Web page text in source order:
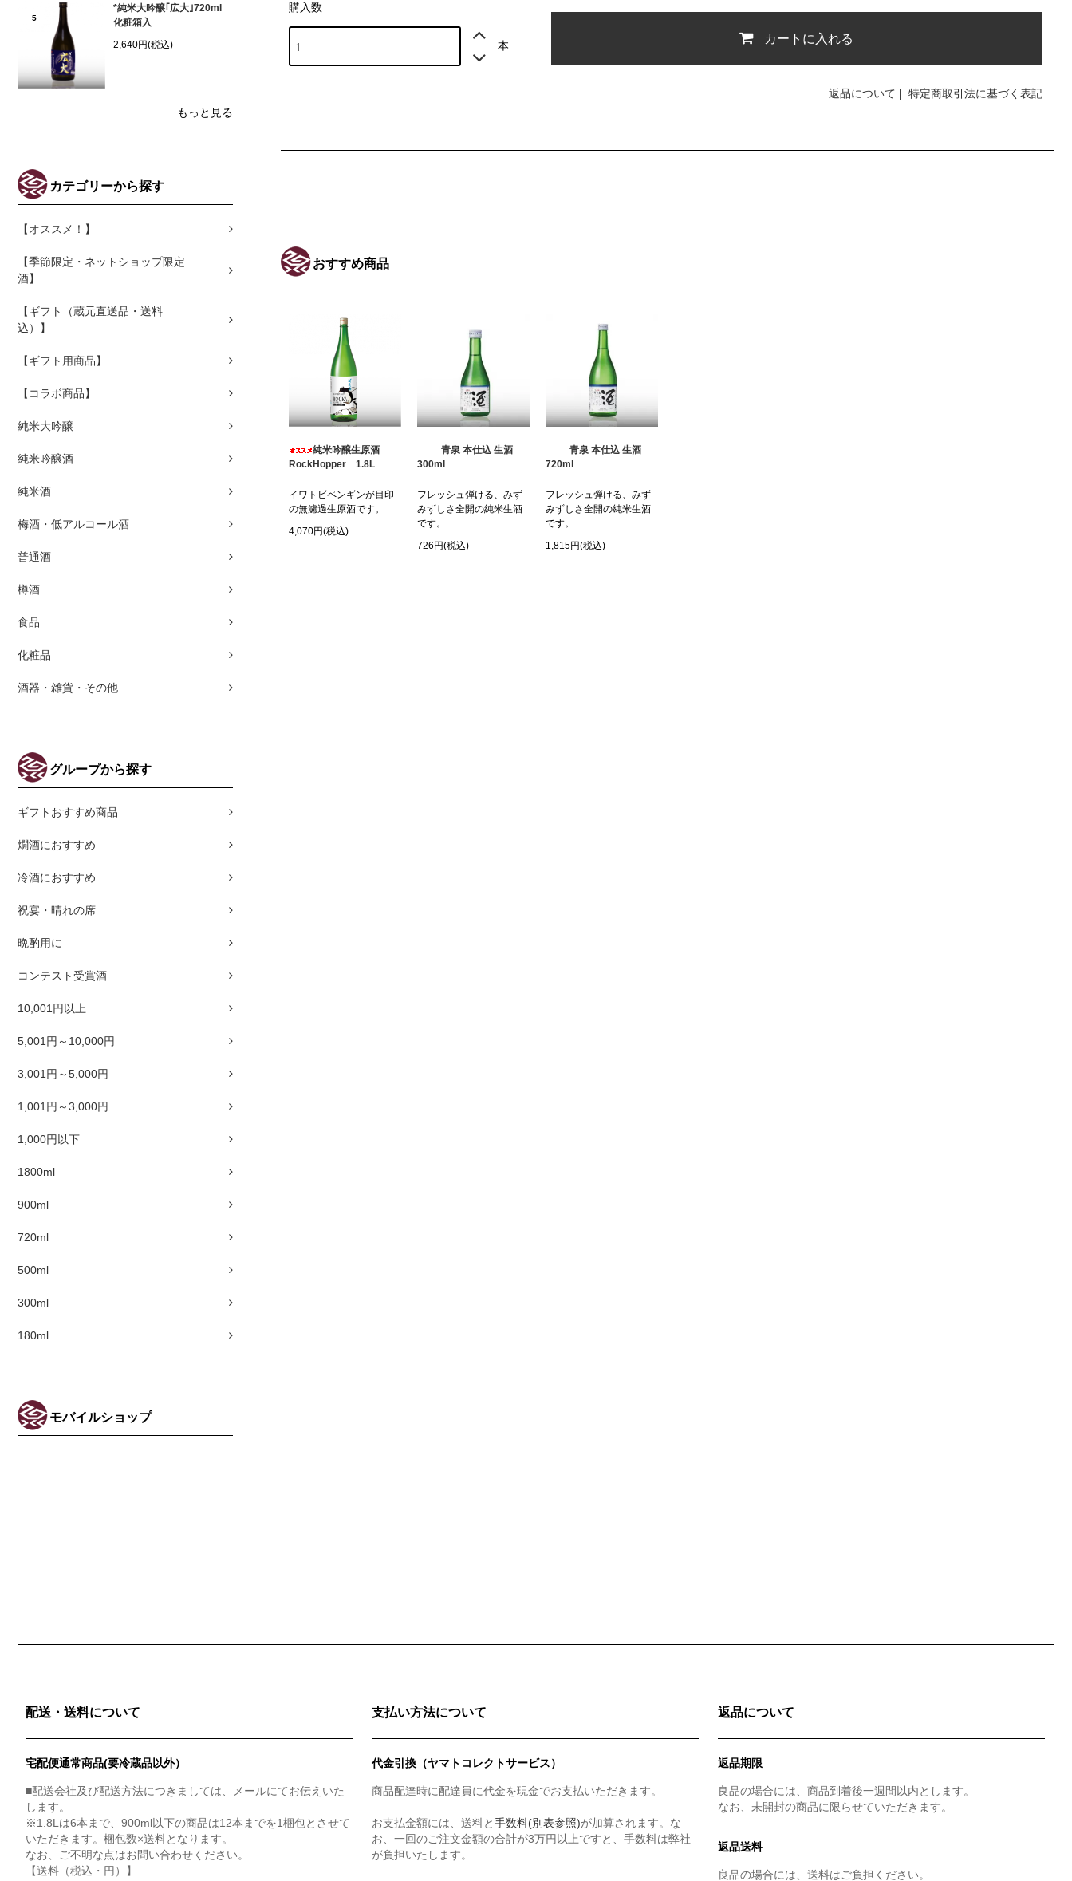
5
*純米大吟醸｢広大｣720ml
化粧箱入
2,640円(税込)
もっと見る
カテゴリーから探す
【オススメ！】
【季節限定・ネットショップ限定
酒】
【ギフト（蔵元直送品・送料
込）】
【ギフト用商品】
【コラボ商品】
純米大吟醸
純米吟醸酒
純米酒
梅酒・低アルコール酒
普通酒
樽酒
食品
化粧品
酒器・雑貨・その他
グループから探す
ギフトおすすめ商品
燗酒におすすめ
冷酒におすすめ
祝宴・晴れの席
晩酌用に
コンテスト受賞酒
10,001円以上
5,001円～10,000円
3,001円～5,000円
1,001円～3,000円
1,000円以下
1800ml
900ml
720ml
500ml
300ml
180ml
モバイルショップ
購入数
本 カートに入れる
返品について | 特定商取引法に基づく表記
おすすめ商品
純米吟醸生原酒
RockHopper 1.8L
イワトビペンギンが目印
の無濾過生原酒です。
4,070円(税込)
青泉 本仕込 生酒
300ml
フレッシュ弾ける、みず
みずしさ全開の純米生酒
です。
726円(税込)
青泉 本仕込 生酒
720ml
フレッシュ弾ける、みず
みずしさ全開の純米生酒
です。
1,815円(税込)
配送・送料について
宅配便通常商品(要冷蔵品以外）
■配送会社及び配送方法につきましては、メールにてお伝えいた
します。
※1.8Lは6本まで、900ml以下の商品は12本までを1梱包とさせて
いただきます。梱包数×送料となります。
なお、ご不明な点はお問い合わせください。
【送料（税込・円）】
支払い方法について
代金引換（ヤマトコレクトサービス）
商品配達時に配達員に代金を現金でお支払いただきます。
お支払金額には、送料と手数料(別表参照)が加算されます。な
お、一回のご注文金額の合計が3万円以上ですと、手数料は弊社
が負担いたします。
返品について
返品期限
良品の場合には、商品到着後一週間以内とします。
なお、未開封の商品に限らせていただきます。
返品送料
良品の場合には、送料はご負担ください。